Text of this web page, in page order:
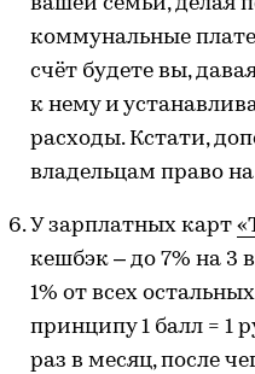
коммунальные
счёт будете вы,
к нему и
расходы. Кстати,
владельцам право
У зарплатных карт
кешбэк – до 7% на 3
1% от всех
принципу 1 балл = 1
раз в месяц, после